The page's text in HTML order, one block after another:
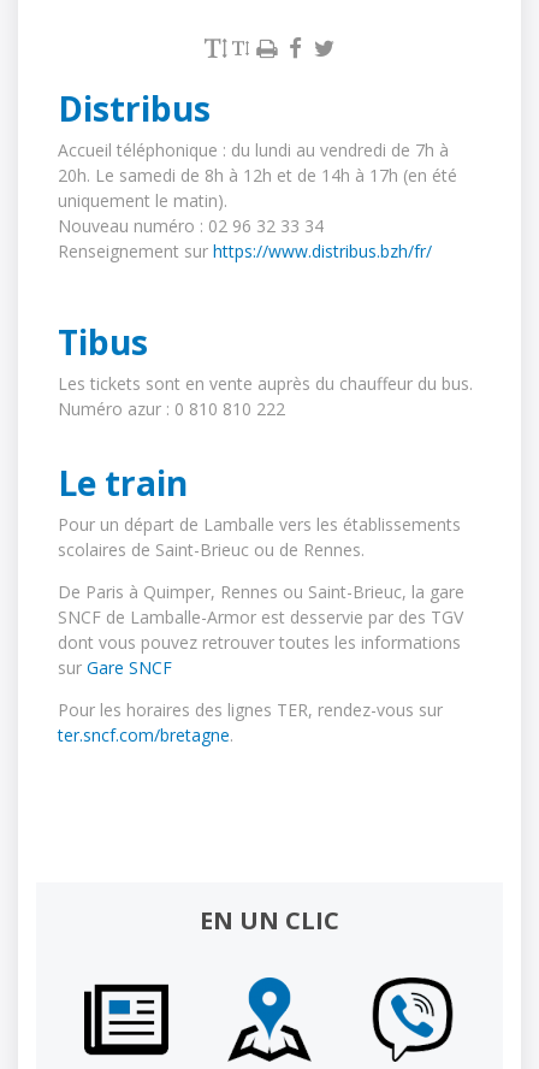
Distribus
Accueil téléphonique : du lundi au vendredi de 7h à
20h. Le samedi de 8h à 12h et de 14h à 17h (en été
uniquement le matin).
Nouveau numéro : 02 96 32 33 34
Renseignement sur https://www.distribus.bzh/fr/
Tibus
Les tickets sont en vente auprès du chauffeur du bus.
Numéro azur : 0 810 810 222
Le train
Pour un départ de Lamballe vers les établissements
scolaires de Saint-Brieuc ou de Rennes.
De Paris à Quimper, Rennes ou Saint-Brieuc, la gare
SNCF de Lamballe-Armor est desservie par des TGV
dont vous pouvez retrouver toutes les informations
sur Gare SNCF
Pour les horaires des lignes TER, rendez-vous sur
ter.sncf.com/bretagne.
EN UN CLIC